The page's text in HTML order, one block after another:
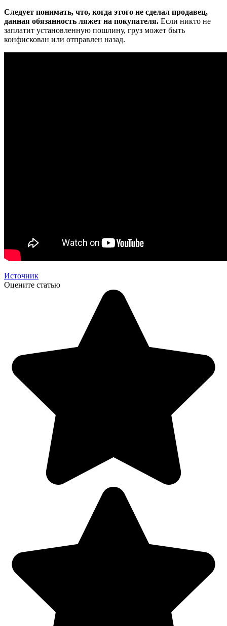
Следует понимать, что, когда этого не сделал продавец,
данная обязанность ляжет на покупателя. Если никто не
заплатит установленную пошлину, груз может быть
конфискован или отправлен назад.
Источник
Оцените статью